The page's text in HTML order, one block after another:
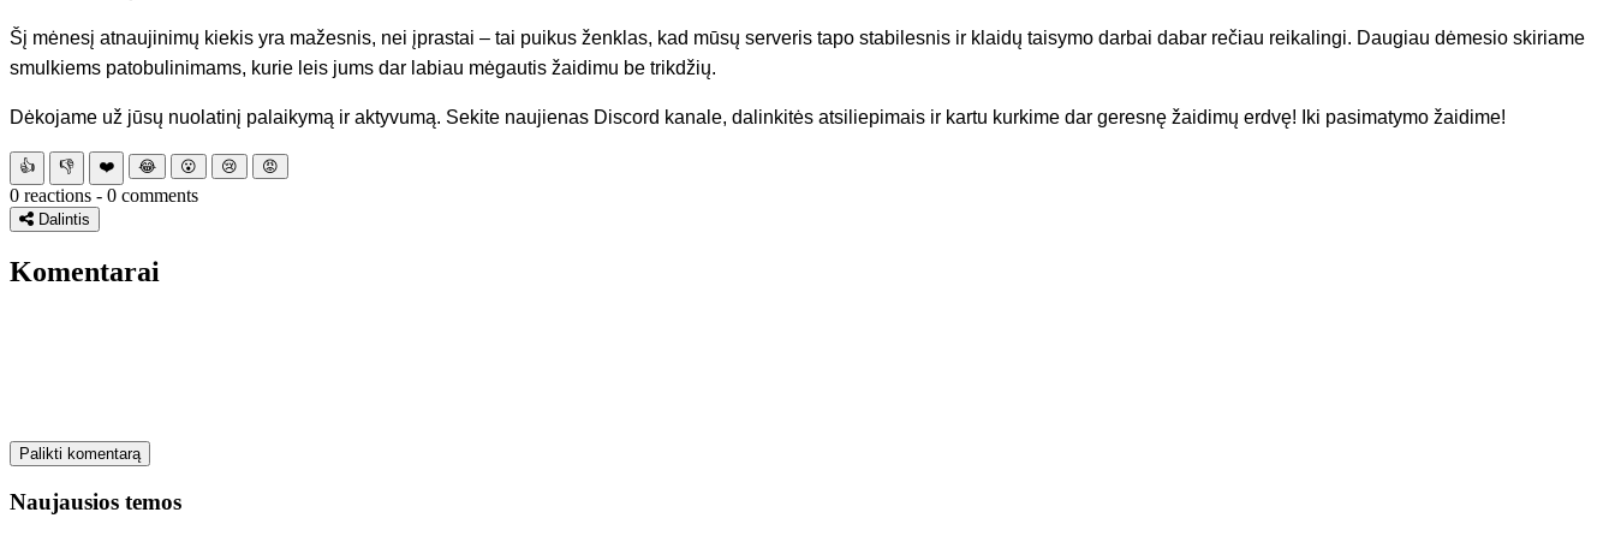
Šį mėnesį atnaujinimų kiekis yra mažesnis, nei įprastai – tai puikus ženklas, kad mūsų serveris tapo stabilesnis ir klaidų taisymo darbai dabar rečiau reikalingi. Daugiau dėmesio skiriame
smulkiems patobulinimams, kurie leis jums dar labiau mėgautis žaidimu be trikdžių.
Dėkojame už jūsų nuolatinį palaikymą ir aktyvumą. Sekite naujienas Discord kanale, dalinkitės atsiliepimais ir kartu kurkime dar geresnę žaidimų erdvę! Iki pasimatymo žaidime!
👍 👎 ❤️ 😂 😮 😢 😡
0 reactions - 0 comments
Dalintis
Komentarai
Palikti komentarą
Naujausios temos